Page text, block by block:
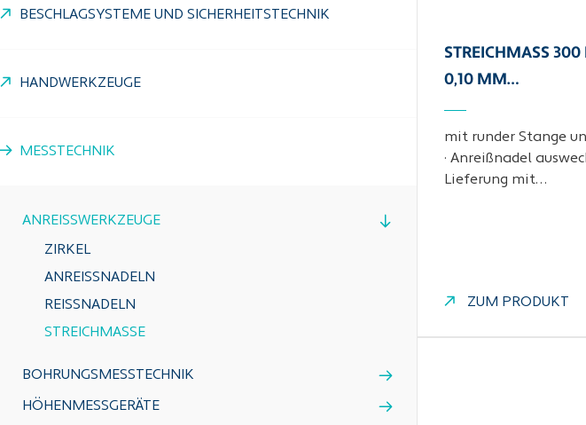
BESCHLAGSYSTEME UND SICHERHEITSTECHNIK
HANDWERKZEUGE
MESSTECHNIK
ANREISSWERKZEUGE
ZIRKEL
ANREISSNADELN
REISSNADELN
STREICHMASSE
BOHRUNGSMESSTECHNIK
HÖHENMESSGERÄTE
STREICHMASS 300
,10 MM…
mit runder Stange
· Anreißnadel
Lieferung mit…
ZUM PRODUKT